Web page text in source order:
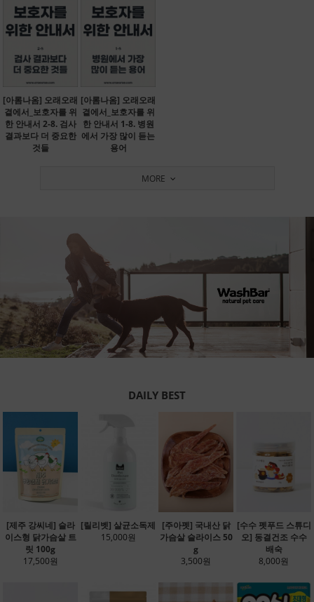
[아롬나옴] 오래오래
곁에서_보호자를 위
한 안내서 2-8. 검사
결과보다 더 중요한
것들
[아롬나옴] 오래오래
곁에서_보호자를 위
한 안내서 1-8. 병원
에서 가장 많이 듣는
용어
MORE
DAILY BEST
[제주 강씨네] 슬라
이스형 닭가슴살 트
릿 100g
17,500원
[릴리벳] 살균소독제
15,000원
[주아펫] 국내산 닭
가슴살 슬라이스 50
g
3,500원
[수수 펫푸드 스튜디
오] 동결건조 수수
배숙
8,000원